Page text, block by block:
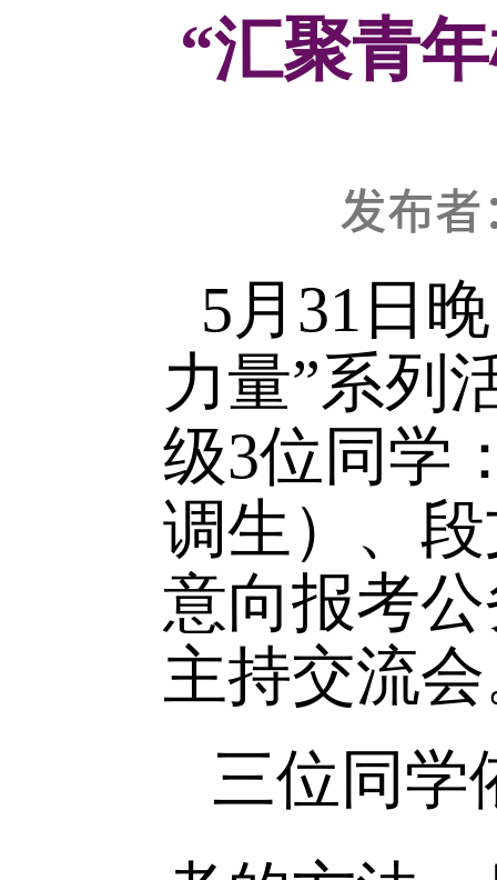
发布
5月31日
力量”系
级3位同
调生）、
意向报考
主持交流